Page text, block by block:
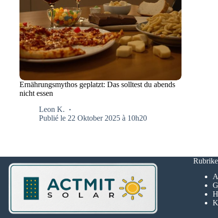
Ernährungsmythos geplatzt: Das solltest du abends
nicht essen
Leon K.
Publié le 22 Oktober 2025 à 10h20